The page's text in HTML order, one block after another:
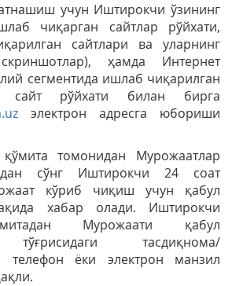
учун Иштирокчи ўзининг
чиқарган сайтлар рўйхати,
сайтлари ва уларнинг
ҳамда Интернет
сегментида ишлаб чиқарилган
сайт рўйхати билан бирга
электрон адресга юбориши
томонидан Мурожаатлар
сўнг Иштирокчи 24 соат
кўриб чиқиш учун қабул
хабар олади. Иштирокчи
Мурожаати қабул
тўғрисидаги тасдиқнома/
телефон ёки электрон манзил